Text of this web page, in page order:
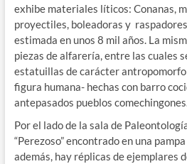
exhibe materiales líticos: Conanas,
proyectiles, boleadoras y
estimada en unos 8 mil años. La
piezas de alfarería, entre las cuales
estatuillas de carácter antropomorfo
figura humana- hechas con barro
antepasados pueblos
Por el lado de la sala de
“Perezoso” encontrado en una
además, hay réplicas de ejemplares